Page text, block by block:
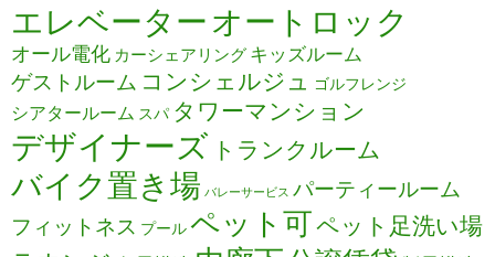
エレベーター オートロック
オール電化 カーシェアリング キッズルーム
ゲストルーム コンシェルジュ ゴルフレンジ
シアタールーム スパ タワーマンション
デザイナーズ トランクルーム
バイク置き場 バレーサービス パーティールーム
フィットネス プールペット可ペット足洗い場